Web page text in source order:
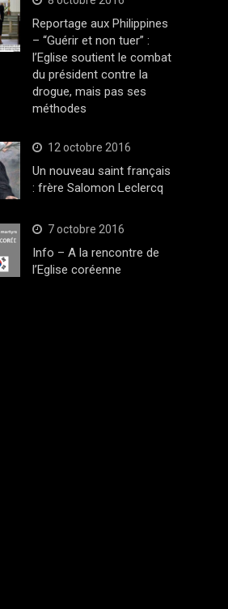
Reportage aux Philippines
– “Guérir et non tuer” :
l’Eglise soutient le combat
du président contre la
drogue, mais pas ses
méthodes
12 octobre 2016
Un nouveau saint français
: frère Salomon Leclercq
7 octobre 2016
Info – A la rencontre de
l’Eglise coréenne